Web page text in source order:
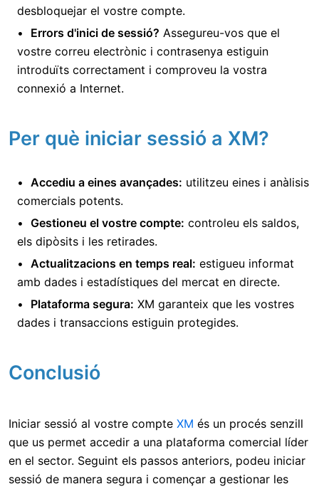
desbloquejar el vostre compte.
Errors d'inici de sessió? Assegureu-vos que el
vostre correu electrònic i contrasenya estiguin
introduïts correctament i comproveu la vostra
connexió a Internet.
Per què iniciar sessió a XM?
Accediu a eines avançades: utilitzeu eines i anàlisis
comercials potents.
Gestioneu el vostre compte: controleu els saldos,
els dipòsits i les retirades.
Actualitzacions en temps real: estigueu informat
amb dades i estadístiques del mercat en directe.
Plataforma segura: XM garanteix que les vostres
dades i transaccions estiguin protegides.
Conclusió
Iniciar sessió al vostre compte XM és un procés senzill
que us permet accedir a una plataforma comercial líder
en el sector. Seguint els passos anteriors, podeu iniciar
sessió de manera segura i començar a gestionar les